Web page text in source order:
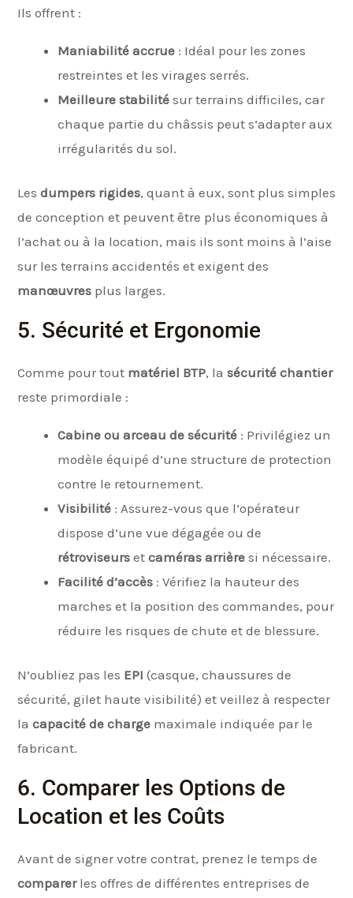
Ils offrent :
Maniabilité accrue : Idéal pour les zones
restreintes et les virages serrés.
Meilleure stabilité sur terrains difficiles, car
chaque partie du châssis peut s’adapter aux
irrégularités du sol.
Les dumpers rigides, quant à eux, sont plus simples
de conception et peuvent être plus économiques à
l’achat ou à la location, mais ils sont moins à l’aise
sur les terrains accidentés et exigent des
manœuvres plus larges.
5. Sécurité et Ergonomie
Comme pour tout matériel BTP, la sécurité chantier
reste primordiale :
Cabine ou arceau de sécurité : Privilégiez un
modèle équipé d’une structure de protection
contre le retournement.
Visibilité : Assurez-vous que l’opérateur
dispose d’une vue dégagée ou de
rétroviseurs et caméras arrière si nécessaire.
Facilité d’accès : Vérifiez la hauteur des
marches et la position des commandes, pour
réduire les risques de chute et de blessure.
N’oubliez pas les EPI (casque, chaussures de
sécurité, gilet haute visibilité) et veillez à respecter
la capacité de charge maximale indiquée par le
fabricant.
6. Comparer les Options de
Location et les Coûts
Avant de signer votre contrat, prenez le temps de
comparerles offres de différentes entreprises de